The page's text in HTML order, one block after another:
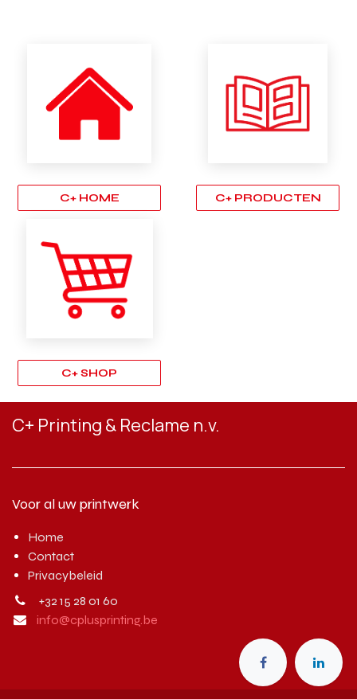
C+ HOME C+ PRODUCTEN
C+ SHOP
C+ Printing & Reclame n.v.
Voor al uw printwerk
Home
Contact
Privacybeleid
+32 15 28 01 60
info@cplusprinting.be